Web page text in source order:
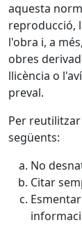
aquesta
reproducció,
l'obra i, a
obres
llicència o
preval.
Per
següents:
No
Citar